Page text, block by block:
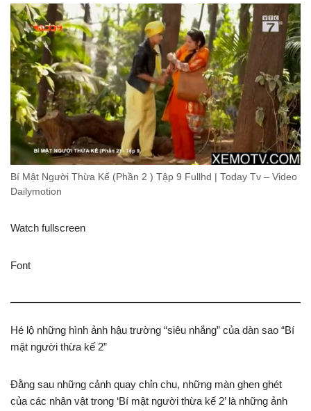
Bí Mật Người Thừa Kế (Phần 2 ) Tập 9 Fullhd | Today Tv – Video
Dailymotion
Watch fullscreen
Font
Hé lộ những hình ảnh hậu trường “siêu nhắng” của dàn sao “Bí
mật người thừa kế 2”
Đằng sau những cảnh quay chỉn chu, những màn ghen ghét
của các nhân vật trong ‘Bí mật người thừa kế 2’ là những ảnh